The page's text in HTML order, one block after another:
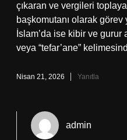
çıkaran ve vergileri
başkomutanı olarak
İslam’da ise kibir ve gurur
veya “tefar’ane”
Nisan 21, 2026 Yanıtla
admin